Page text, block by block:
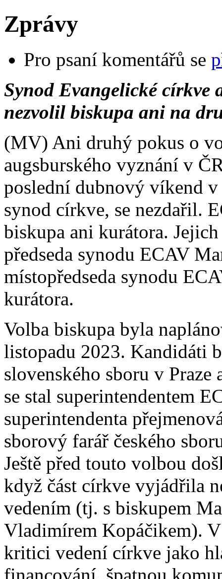
Zprávy
Pro psaní komentářů se
Synod Evangelické církve
nezvolil biskupa ani na
(MV) Ani druhý pokus o
augsburského vyznání v
poslední dubnový víkend
synod církve, se nezdařil.
biskupa ani kurátora.
předseda synodu ECAV
místopředseda synodu
kurátora.
Volba biskupa byla
listopadu 2023. Kandidáti
slovenského sboru v
se stal superintendentem
superintendenta
sborový farář českého
Ještě před touto volbou
když část církve vyjádřila
vedením (tj. s biskupem
Vladimírem Kopáčikem).
kritici vedení církve jako
financování, špatnou